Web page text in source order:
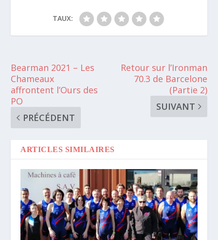
TAUX:
Bearman 2021 – Les
Chameaux
affrontent l’Ours des
PO
PRÉCÉDENT
Retour sur l’Ironman
70.3 de Barcelone
(Partie 2)
SUIVANT
ARTICLES SIMILAIRES